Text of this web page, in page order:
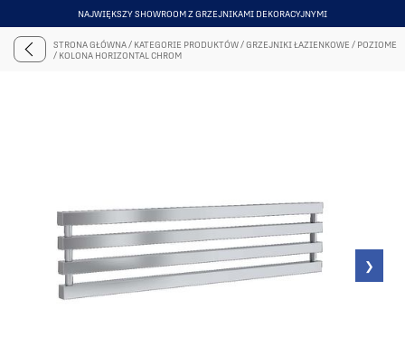
DARMOWA WYSYŁKA OD 5000 ZŁ . ZOBACZ
ITEM
STRONA GŁÓWNA/ KATEGORIE PRODUKTÓW/GRZEJNIKI ŁAZIENKOWE / POZIOME
/ KOLONA HORIZONTAL CHROM
❯